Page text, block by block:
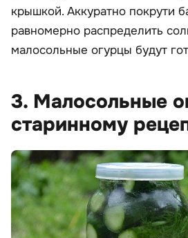
крышкой. Аккуратно покрути
равномерно распределить
малосольные огурцы будут
3. Малосольные
старинному